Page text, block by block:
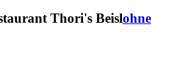
Thori's Beislohne